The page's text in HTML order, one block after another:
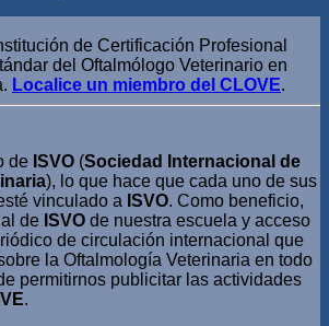
de Certificación Profesional
del Oftalmólogo Veterinario en
Localice un miembro del CLOVE.
de ISVO (Sociedad Internacional de
), lo que hace que cada uno de sus
vinculado a ISVO. Como beneficio,
de ISVO de nuestra escuela y acceso
de circulación internacional que
la Oftalmología Veterinaria en todo
permitirnos publicitar las actividades
.